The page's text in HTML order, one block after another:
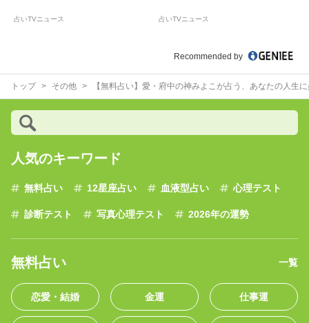
占いTVニュース 占いTVニュース
Recommended by
トップ その他 【無料占い】愛・府中の神みよこが占う、あなたの人生
人気のキーワード
無料占い 12星座占い 血液型占い 心理テスト
診断テスト 写真心理テスト 2026年の運勢
無料占い 一覧
恋愛・結婚 金運 仕事運